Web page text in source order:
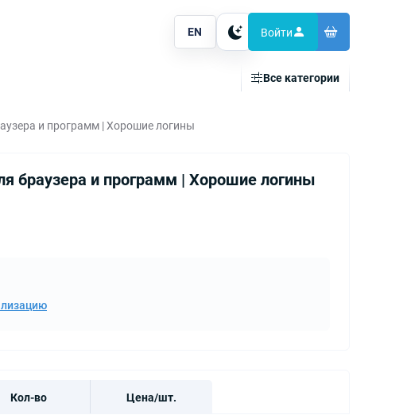
EN Тема Войти
Все категории
и программ | Хорошие логины
браузера и программ | Хорошие логины
Кол-во Цена/шт.